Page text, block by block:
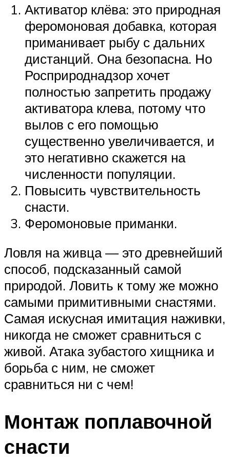
Активатор клёва: это природная
феромоновая добавка, которая
приманивает рыбу с дальних
дистанций. Она безопасна. Но
Росприроднадзор хочет
полностью запретить продажу
активатора клева, потому что
вылов с его помощью
существенно увеличивается, и
это негативно скажется на
численности популяции.
Повысить чувствительность
снасти.
Феромоновые приманки.
Ловля на живца — это древнейший
способ, подсказанный самой
природой. Ловить к тому же можно
самыми примитивными снастями.
Самая искусная имитация наживки,
никогда не сможет сравниться с
живой. Атака зубастого хищника и
борьба с ним, не сможет
сравниться ни с чем!
Монтаж поплавочной
снасти